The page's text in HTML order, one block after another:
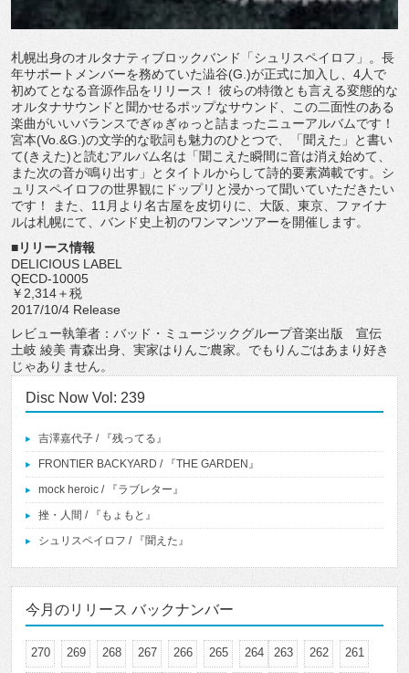
札幌出身のオルタナティブロックバンド「シュリスペイロフ」。長
年サポートメンバーを務めていた澁谷(G.)が正式に加入し、4人で
初めてとなる音源作品をリリース！ 彼らの特徴とも言える変態的な
オルタナサウンドと聞かせるポップなサウンド、この二面性のある
楽曲がいいバランスでぎゅぎゅっと詰まったニューアルバムです！
宮本(Vo.&G.)の文学的な歌詞も魅力のひとつで、「聞えた」と書い
て(きえた)と読むアルバム名は「聞こえた瞬間に音は消え始めて、
また次の音が鳴り出す」とタイトルからして詩的要素満載です。シ
ュリスペイロフの世界観にドップリと浸かって聞いていただきたい
です！ また、11月より名古屋を皮切りに、大阪、東京、ファイナ
ルは札幌にて、バンド史上初のワンマンツアーを開催します。
■リリース情報
DELICIOUS LABEL
QECD-10005
￥2,314＋税
2017/10/4 Release
レビュー執筆者：バッド・ミュージックグループ音楽出版 宣伝
土岐 綾美 青森出身、実家はりんご農家。でもりんごはあまり好き
じゃありません。
Disc Now Vol: 239
吉澤嘉代子 / 『残ってる』
FRONTIER BACKYARD / 『THE GARDEN』
mock heroic / 『ラブレター』
挫・人間 / 『もょもと』
シュリスペイロフ / 『聞えた』
今月のリリース バックナンバー
270 269 268 267 266 265 264 263 262 261